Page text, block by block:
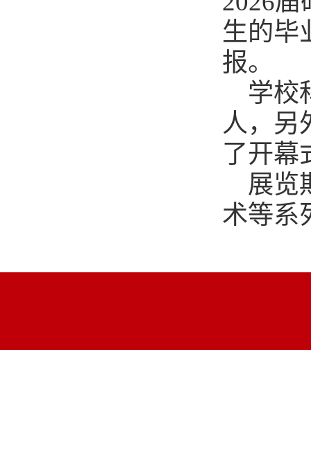
生的毕
报。
学校
人，另
了开幕
展览
术等系